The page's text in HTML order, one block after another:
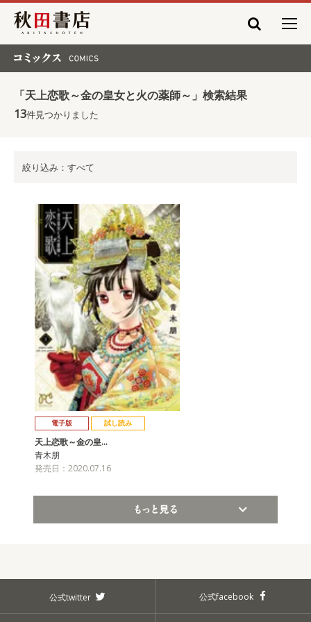
秋田書店
「天上恋歌～金の皇女と火の薬師～」検索結果
13件見つかりました
絞り込み：すべて
電子版 試し読み
天上恋歌～金の皇…
青木朋
発売日：2020.07.16
公式twitter 公式facebook